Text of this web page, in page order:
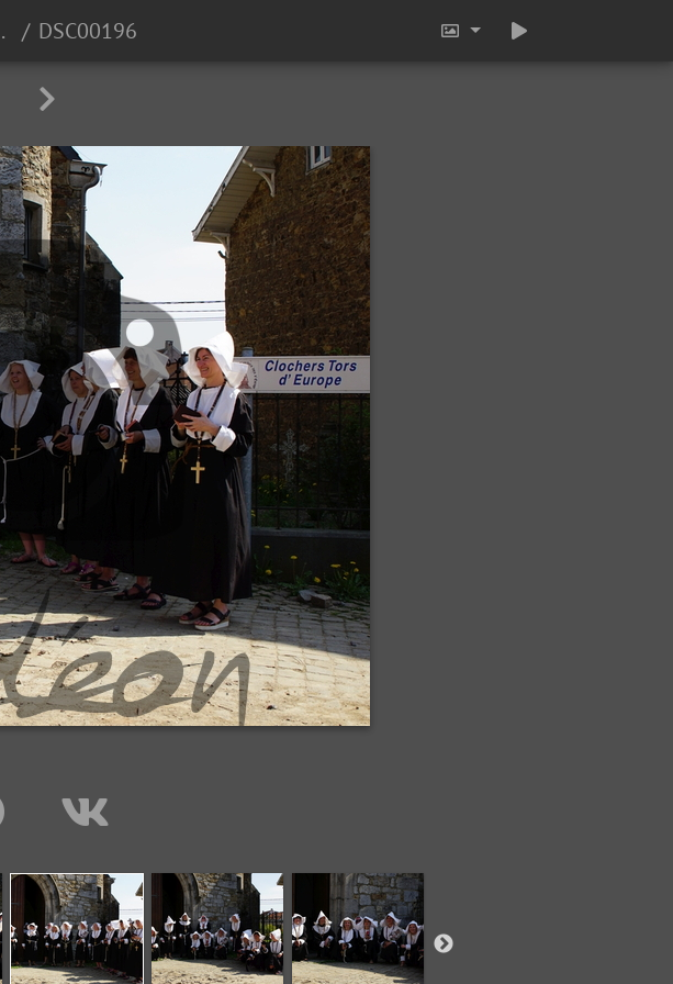
Polleur 2018 DSC00196